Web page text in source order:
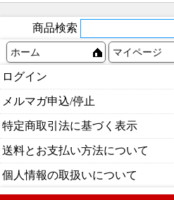
商品検索
ホーム マイページ
ログイン
メルマガ申込/停止
特定商取引法に基づく表示
送料とお支払い方法について
個人情報の取扱いについて